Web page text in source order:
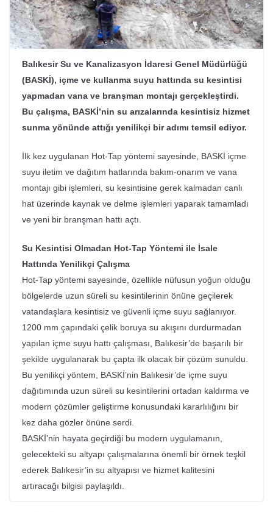
Balıkesir Su ve Kanalizasyon İdaresi Genel Müdürlüğü
(BASKİ), içme ve kullanma suyu hattında su kesintisi
yapmadan vana ve branşman montajı gerçekleştirdi.
Bu çalışma, BASKİ’nin su arızalarında kesintisiz hizmet
sunma yönünde attığı yenilikçi bir adımı temsil ediyor.
İlk kez uygulanan Hot-Tap yöntemi sayesinde, BASKİ içme
suyu iletim ve dağıtım hatlarında bakım-onarım ve vana
montajı gibi işlemleri, su kesintisine gerek kalmadan canlı
hat üzerinde kaynak ve delme işlemleri yaparak tamamladı
ve yeni bir branşman hattı açtı.
Su Kesintisi Olmadan Hot-Tap Yöntemi ile İsale
Hattında Yenilikçi Çalışma
Hot-Tap yöntemi sayesinde, özellikle nüfusun yoğun olduğu
bölgelerde uzun süreli su kesintilerinin önüne geçilerek
vatandaşlara kesintisiz ve güvenli içme suyu sağlanıyor.
1200 mm çapındaki çelik boruya su akışını durdurmadan
yapılan içme suyu hattı çalışması, Balıkesir’de başarılı bir
şekilde uygulanarak bu çapta ilk olacak bir çözüm sunuldu.
Bu yenilikçi yöntem, BASKİ’nin Balıkesir’de içme suyu
dağıtımında uzun süreli su kesintilerini ortadan kaldırma ve
modern çözümler geliştirme konusundaki kararlılığını bir
kez daha gözler önüne serdi.
BASKİ’nin hayata geçirdiği bu modern uygulamanın,
gelecekteki su altyapı çalışmalarına önemli bir örnek teşkil
ederek Balıkesir’in su altyapısı ve hizmet kalitesini
artıracağı bilgisi paylaşıldı.